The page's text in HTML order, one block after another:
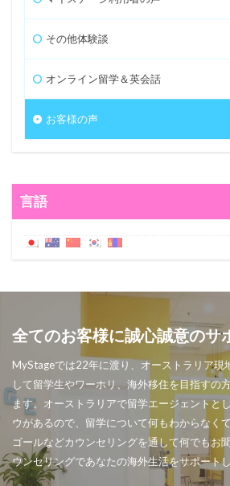
その他体験談
オンライン留学＆英会話
お客様の声
言語
全てのお客様に誠心誠意のサ
MyStageでは22年に渡り、オーストラリア現
して留学生やワーホリ、海外移住を目指すの
ます。オーストラリアで留学エージェントと
ウがあるので、留学について何もわからなく
ゴールなどカウンセリングを通して何でもお
ウンセリングであなたの海外生活をサポートし